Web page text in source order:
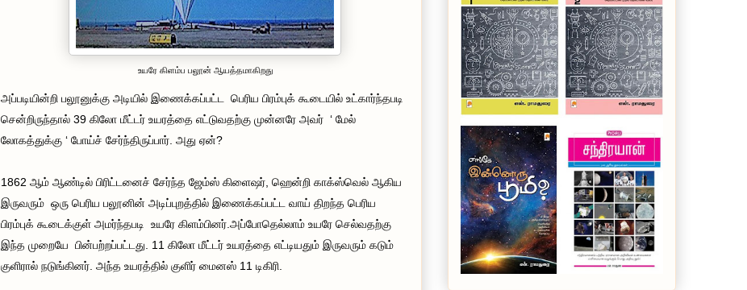
உயரே கிளம்ப பலூன் ஆயத்தமாகிறது
அப்படியின்றி பலூனுக்கு அடியில் இணைக்கப்பட்ட பெரிய பிரம்புக் கூடையில் உட்கார்ந்தபடி
சென்றிருந்தால் 39 கிலோ மீட்டர் உயரத்தை எட்டுவதற்கு முன்னரே அவர் ‘ மேல்
லோகத்துக்கு ‘ போய்ச் சேர்ந்திருப்பார். அது ஏன்?
1862 ஆம் ஆண்டில் பிரிட்டனைச் சேர்ந்த ஜேம்ஸ் கிளைஷர், ஹென்றி காக்ஸ்வெல் ஆகிய
இருவரும் ஒரு பெரிய பலூனின் அடிப்புறத்தில் இணைக்கப்பட்ட வாய் திறந்த பெரிய
பிரம்புக் கூடைக்குள் அமர்ந்தபடி உயரே கிளம்பினர்.அப்போதெல்லாம் உயரே செல்வதற்கு
இந்த முறையே பின்பற்றப்பட்டது. 11 கிலோ மீட்டர் உயரத்தை எட்டியதும் இருவரும் கடும்
குளிரால் நடுங்கினர். அந்த உயரத்தில் குளிர் மைனஸ் 11 டிகிரி.